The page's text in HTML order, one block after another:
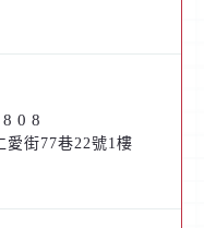
愛街77巷22號1樓